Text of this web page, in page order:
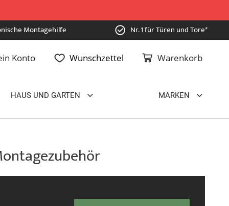
Montagehilfe Nr. 1 für Türen und Tore*
Warenkorb
Konto Wunschzettel
HAUS UND GARTEN MARKEN